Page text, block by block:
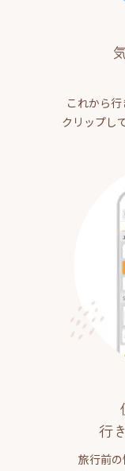
これから
クリップし
行
旅行前の